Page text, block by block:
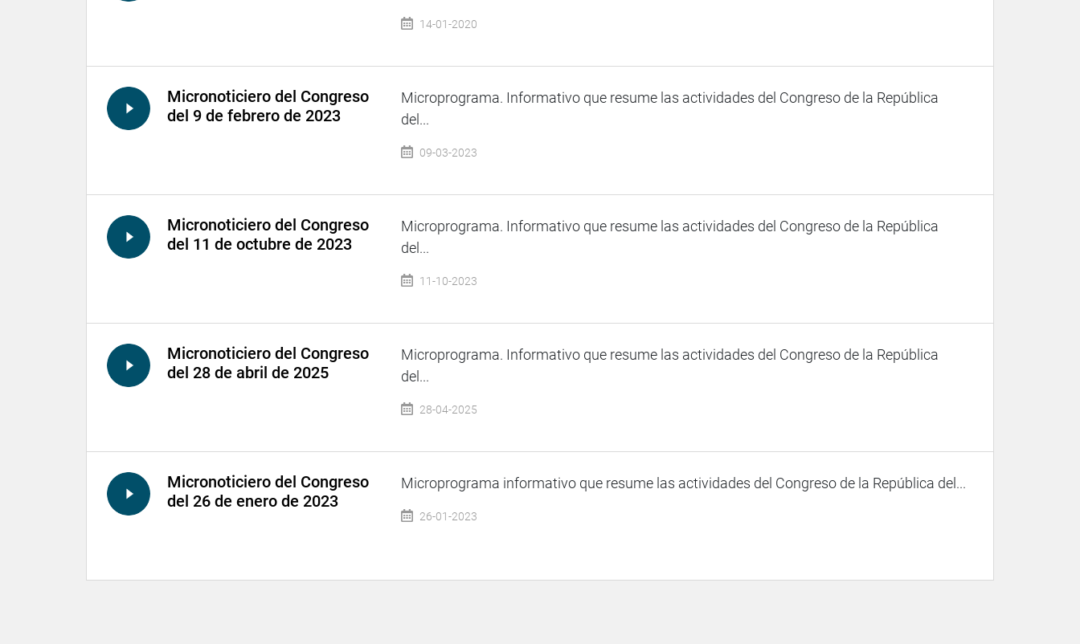
14-01-2020
Micronoticiero del Congreso
del 9 de febrero de 2023
Microprograma. Informativo que resume las actividades del Congreso de la República
del...
09-03-2023
Micronoticiero del Congreso
del 11 de octubre de 2023
Microprograma. Informativo que resume las actividades del Congreso de la República
del...
11-10-2023
Micronoticiero del Congreso
del 28 de abril de 2025
Microprograma. Informativo que resume las actividades del Congreso de la República
del...
28-04-2025
Micronoticiero del Congreso
del 26 de enero de 2023
Microprograma informativo que resume las actividades del Congreso de la República del...
26-01-2023